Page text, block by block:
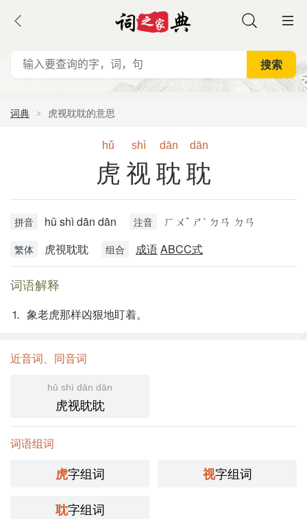
词典 虎视耽耽的意思
hǔ shì dān dān
虎视耽耽
拼音 hǔ shì dān dān 注音 ㄏㄨˇ ㄕˋ ㄉㄢ ㄉㄢ
繁体 虎視耽耽 组合 成语ABCC式
词语解释
⒈ 象老虎那样凶狠地盯着。
近音词、同音词
hǔ shì dān dān
虎视眈眈
词语组词
虎字组词 视字组词
耽字组词